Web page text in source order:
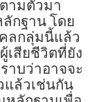
ามตัวมา
กฐาน โดย
ลกลุ่มนี้แล้ว
เสียชีวิตที่ยัง
าบว่าอาจจะ
แล้วเช่นกัน